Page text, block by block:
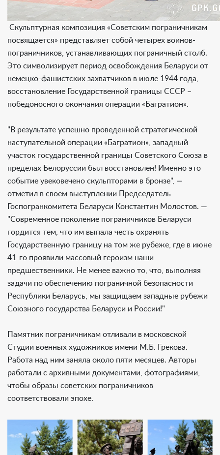
Скульптурная композиция «Советским пограничникам
посвящается» представляет собой четырех воинов-
пограничников, устанавливающих пограничный столб.
Это символизирует период освобождения Беларуси от
немецко-фашистских захватчиков в июле 1944 года,
восстановление Государственной границы СССР –
победоносного окончания операции «Багратион».
"В результате успешно проведенной стратегической
наступательной операции «Багратион», западный
участок государственной границы Советского Союза в
пределах Белоруссии был восстановлен! Именно это
событие увековечено скульпторами в бронзе", —
отметил в своем выступлении Председатель
Госпогранкомитета Беларуси Константин Молостов. —
"Современное поколение пограничников Беларуси
гордится тем, что им выпала честь охранять
Государственную границу на том же рубеже, где в июне
41-го проявили массовый героизм наши
предшественники. Не менее важно то, что, выполняя
задачи по обеспечению пограничной безопасности
Республики Беларусь, мы защищаем западные рубежи
Союзного государства Беларуси и России!"
Памятник пограничникам отливали в московской
Студии военных художников имени М.Б. Грекова.
Работа над ним заняла около пяти месяцев. Авторы
работали с архивными документами, фотографиями,
чтобы образы советских пограничников
соответствовали эпохе.